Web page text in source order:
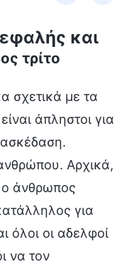
και
τρίτο
σχετικά με τα
άπληστοι για
Αρχικά,
ο άνθρωπος
για
όλοι οι αδελφοί
να τον